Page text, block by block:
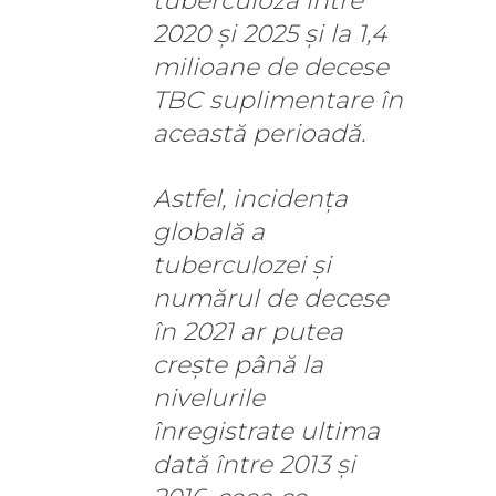
2020 și 2025 și la 1,4
milioane de decese
TBC suplimentare în
această perioadă.
Astfel, incidența
globală a
tuberculozei și
numărul de decese
în 2021 ar putea
crește până la
nivelurile
înregistrate ultima
dată între 2013 și